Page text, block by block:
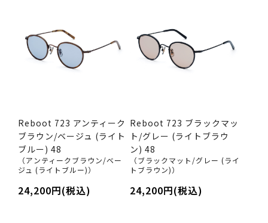
Reboot 723 アンティーク
ブラウン/ベージュ (ライト
ブルー) 48
（アンティークブラウン/ベー
ジュ (ライトブルー)）
24,200円(税込)
Reboot 723 ブラックマッ
ト/グレー (ライトブラウ
ン) 48
（ブラックマット/グレー (ライ
トブラウン)）
24,200円(税込)